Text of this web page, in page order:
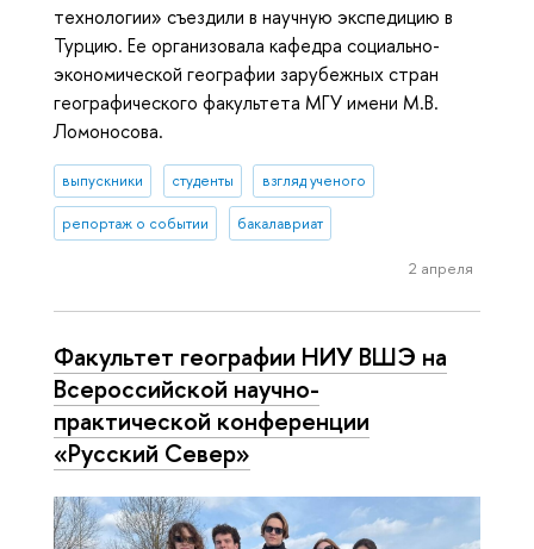
технологии» съездили в научную экспедицию в
Турцию. Ее организовала кафедра социально-
экономической географии зарубежных стран
географического факультета МГУ имени М.В.
Ломоносова.
выпускники студенты взгляд ученого
репортаж о событии бакалавриат
2 апреля
Факультет географии НИУ ВШЭ на
Всероссийской научно-
практической конференции
«Русский Север»